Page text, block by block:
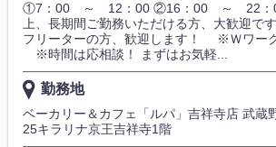
①7：00 ～ 12：00 ②16：00 ～ 22
上、長期間ご勤務いただける方、大歓迎
フリーターの方、歓迎します！ ※Ｗワー
※時間は応相談！ まずはお気軽...
勤務地
ベーカリー＆カフェ「ルパ」吉祥寺店 武蔵
25キラリナ京王吉祥寺1階